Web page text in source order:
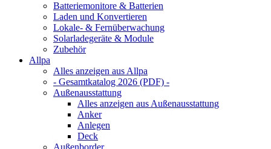
Batteriemonitore & Batterien
Laden und Konvertieren
Lokale- & Fernüberwachung
Solarladegeräte & Module
Zubehör
Allpa
Alles anzeigen aus Allpa
- Gesamtkatalog 2026 (PDF) -
Außenausstattung
Alles anzeigen aus Außenausstattung
Anker
Anlegen
Deck
Außenborder